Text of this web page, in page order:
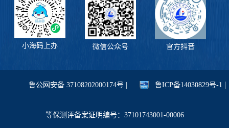
小海码上办 微信公众号 官方抖音
鲁公网安备 37108202000174号 | 鲁ICP备14030829号-1 |
等保测评备案证明编号：37101743001-00006